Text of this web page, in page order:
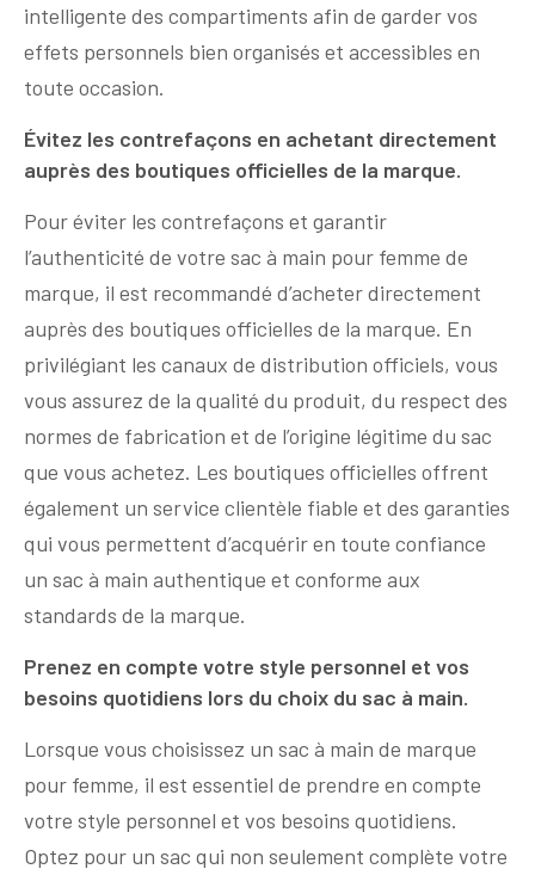
intelligente des compartiments afin de garder vos
effets personnels bien organisés et accessibles en
toute occasion.
Évitez les contrefaçons en achetant directement
auprès des boutiques officielles de la marque.
Pour éviter les contrefaçons et garantir
l’authenticité de votre sac à main pour femme de
marque, il est recommandé d’acheter directement
auprès des boutiques officielles de la marque. En
privilégiant les canaux de distribution officiels, vous
vous assurez de la qualité du produit, du respect des
normes de fabrication et de l’origine légitime du sac
que vous achetez. Les boutiques officielles offrent
également un service clientèle fiable et des garanties
qui vous permettent d’acquérir en toute confiance
un sac à main authentique et conforme aux
standards de la marque.
Prenez en compte votre style personnel et vos
besoins quotidiens lors du choix du sac à main.
Lorsque vous choisissez un sac à main de marque
pour femme, il est essentiel de prendre en compte
votre style personnel et vos besoins quotidiens.
Optez pour un sac qui non seulement complète votre